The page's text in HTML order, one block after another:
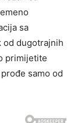
sa
od dugotrajnih
primijetite
samo od